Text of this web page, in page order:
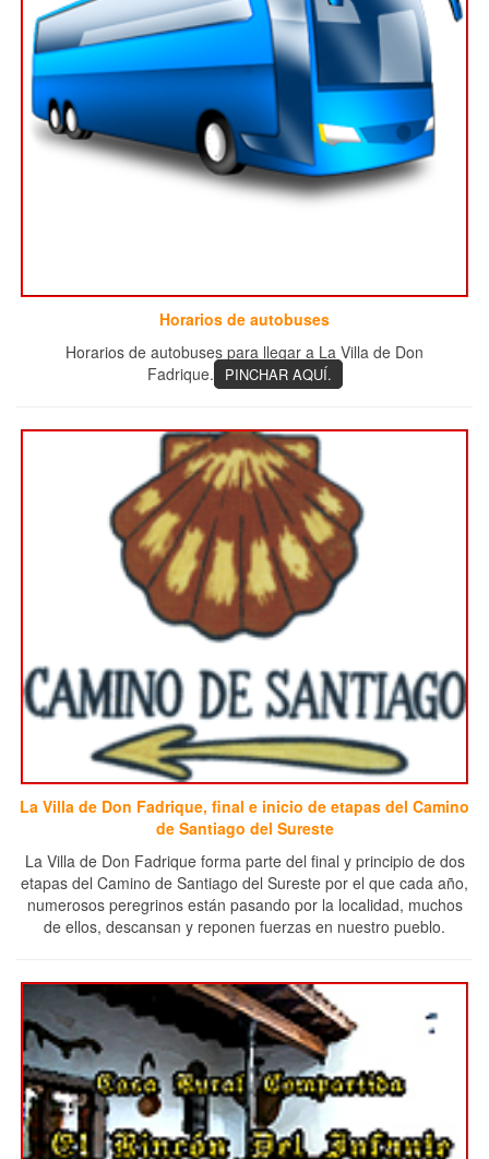
Horarios de autobuses
Horarios de autobuses para llegar a La Villa de Don
Fadrique.
PINCHAR AQUÍ.
La Villa de Don Fadrique, final e inicio de etapas del Camino
de Santiago del Sureste
La Villa de Don Fadrique forma parte del final y principio de dos
etapas del Camino de Santiago del Sureste por el que cada año,
numerosos peregrinos están pasando por la localidad, muchos
de ellos, descansan y reponen fuerzas en nuestro pueblo.